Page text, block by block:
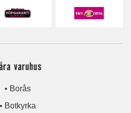
varuhus
• Borås
• Botkyrka